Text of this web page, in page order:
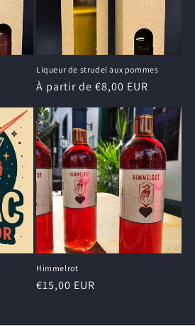
Liqueur de strudel aux pommes
Prix
habituel
À partir de €8,00 EUR
Himmelrot
Prix
€15,00 EUR